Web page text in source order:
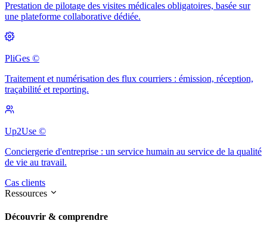
Prestation de pilotage des visites médicales obligatoires, basée sur
une plateforme collaborative dédiée.
PliGes ©
Traitement et numérisation des flux courriers : émission, réception,
traçabilité et reporting.
Up2Use ©
Conciergerie d'entreprise : un service humain au service de la qualité
de vie au travail.
Cas clients
Ressources
Découvrir & comprendre